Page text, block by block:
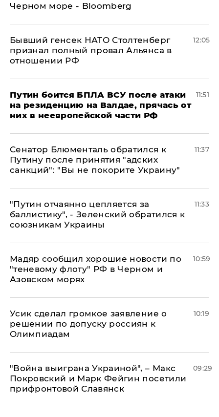
Черном море - Bloomberg
Бывший генсек НАТО Столтенберг
признал полный провал Альянса в
отношении РФ
12:05
Путин боится БПЛА ВСУ после атаки
на резиденцию на Валдае, прячась от
них в неевропейской части РФ
11:51
Сенатор Блюменталь обратился к
Путину после принятия "адских
санкций": "Вы не покорите Украину"
11:37
"Путин отчаянно цепляется за
баллистику", - Зеленский обратился к
союзникам Украины
11:33
Мадяр сообщил хорошие новости по
"теневому флоту" РФ в Черном и
Азовском морях
10:59
Усик сделал громкое заявление о
решении по допуску россиян к
Олимпиадам
10:19
"Война выиграна Украиной", – Макс
Покровский и Марк Фейгин посетили
прифронтовой Славянск
09:29